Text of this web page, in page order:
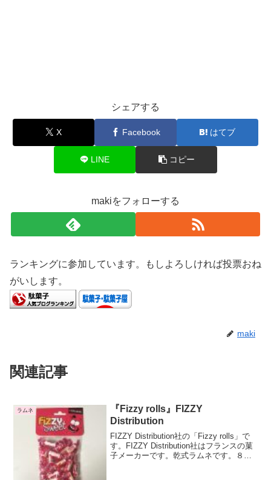
シェアする
X Facebook はてブ
LINE コピー
makiをフォローする
ランキングに参加しています。もしよろしければ投票おね
がいします。
maki
関連記事
ラムネ
『Fizzy rolls』FIZZY
Distribution
FIZZY Distribution社の「Fizzy rolls」で
す。FIZZY Distribution社はフランスの菓
子メーカーです。乾式ラムネです。８粒